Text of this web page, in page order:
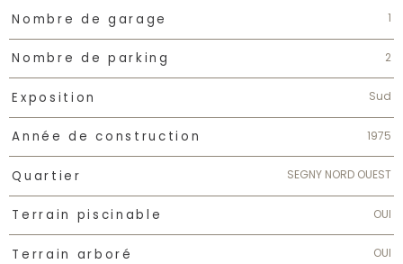
Nombre de garage 1
Nombre de parking 2
Exposition Sud
Année de construction 1975
Quartier SEGNY NORD OUEST
Terrain piscinable OUI
Terrain arboré OUI